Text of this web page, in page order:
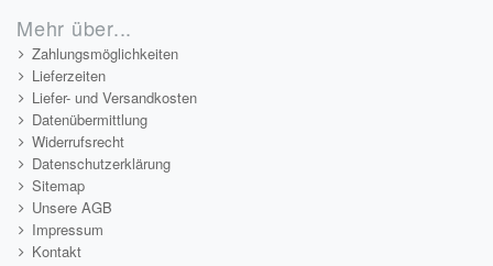
Mehr über...
Zahlungsmöglichkeiten
Lieferzeiten
Liefer- und Versandkosten
Datenübermittlung
Widerrufsrecht
Datenschutzerklärung
Sitemap
Unsere AGB
Impressum
Kontakt